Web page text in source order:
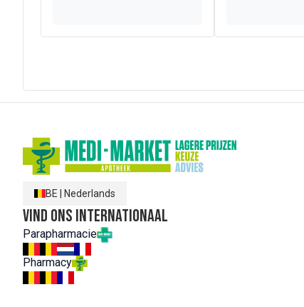
BE Nederlands
Vind ons internationaal
Parapharmacie
Pharmacy